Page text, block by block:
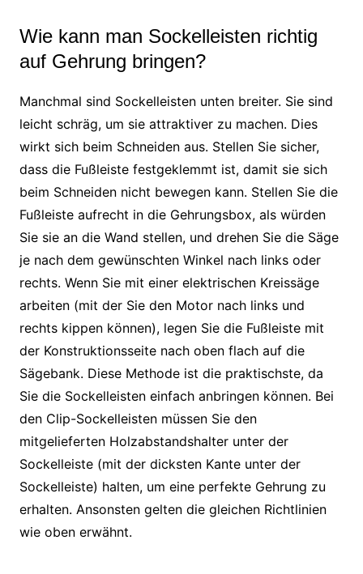
Wie kann man Sockelleisten richtig
auf Gehrung bringen?
Manchmal sind Sockelleisten unten breiter. Sie sind
leicht schräg, um sie attraktiver zu machen. Dies
wirkt sich beim Schneiden aus. Stellen Sie sicher,
dass die Fußleiste festgeklemmt ist, damit sie sich
beim Schneiden nicht bewegen kann. Stellen Sie die
Fußleiste aufrecht in die Gehrungsbox, als würden
Sie sie an die Wand stellen, und drehen Sie die Säge
je nach dem gewünschten Winkel nach links oder
rechts. Wenn Sie mit einer elektrischen Kreissäge
arbeiten (mit der Sie den Motor nach links und
rechts kippen können), legen Sie die Fußleiste mit
der Konstruktionsseite nach oben flach auf die
Sägebank. Diese Methode ist die praktischste, da
Sie die Sockelleisten einfach anbringen können. Bei
den Clip-Sockelleisten müssen Sie den
mitgelieferten Holzabstandshalter unter der
Sockelleiste (mit der dicksten Kante unter der
Sockelleiste) halten, um eine perfekte Gehrung zu
erhalten. Ansonsten gelten die gleichen Richtlinien
wie oben erwähnt.